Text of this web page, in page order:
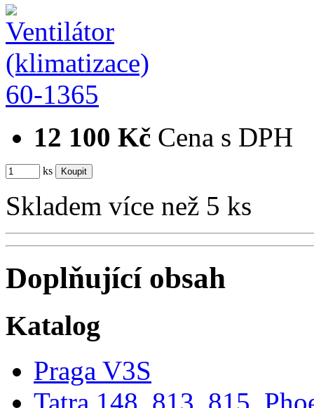
60-1365
12 100 Kč Cena s DPH
ks
Skladem více než 5 ks
Doplňující obsah
Katalog
Praga V3S